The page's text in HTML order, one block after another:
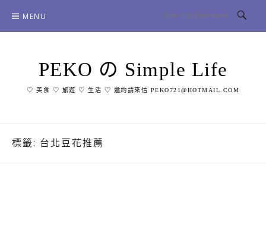
content
MENU
PEKO の Simple Life
♡ 美食 ♡ 旅遊 ♡ 生活 ♡ 邀約請來信 PEKO721@HOTMAIL.COM
標籤: 台北豆花推薦